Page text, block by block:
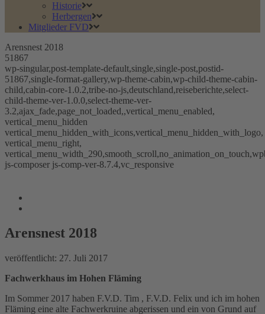
Historie
Herbergen
Mitglieder FVD
Arensnest 2018
51867
wp-singular,post-template-default,single,single-post,postid-
51867,single-format-gallery,wp-theme-cabin,wp-child-theme-cabin-
child,cabin-core-1.0.2,tribe-no-js,deutschland,reiseberichte,select-
child-theme-ver-1.0.0,select-theme-ver-
3.2,ajax_fade,page_not_loaded,,vertical_menu_enabled,
vertical_menu_hidden
vertical_menu_hidden_with_icons,vertical_menu_hidden_with_logo,
vertical_menu_right,
js-composer js-comp-ver-8.7.4,vc_responsive
Arensnest 2018
/Arensnest 2018
Arensnest 2018
veröffentlicht: 27. Juli 2017
Fachwerkhaus im Hohen Fläming
Im Sommer 2017 haben F.V.D. Tim , F.V.D. Felix und ich im hohen
Fläming eine alte Fachwerkruine abgerissen und ein von Grund auf